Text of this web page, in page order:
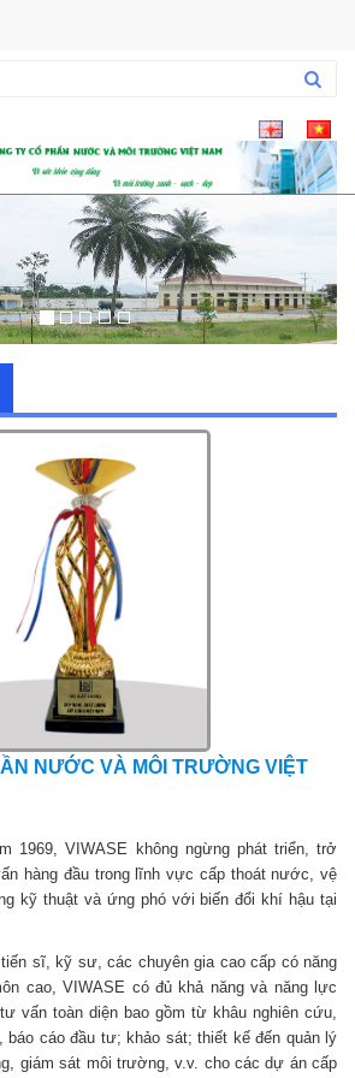
NƯỚC VÀ MÔI TRƯỜNG VIỆT
1969, VIWASE không ngừng phát triển, trở
hàng đầu trong lĩnh vực cấp thoát nước, vệ
kỹ thuật và ứng phó với biến đổi khí hậu tại
sĩ, kỹ sư, các chuyên gia cao cấp có năng
cao, VIWASE có đủ khả năng và năng lực
vấn toàn diện bao gồm từ khâu nghiên cứu,
báo cáo đầu tư; khảo sát; thiết kế đến quản lý
giám sát môi trường, v.v. cho các dự án cấp